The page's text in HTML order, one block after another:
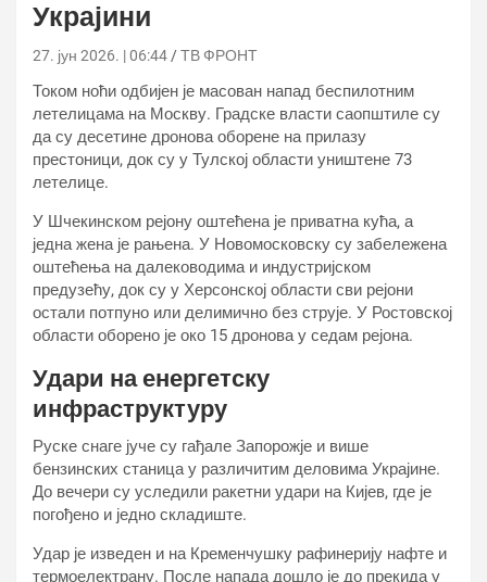
Украјини
27. јун 2026. | 06:44 ТВ ФРОНТ
Током ноћи одбијен је масован напад беспилотним
летелицама на Москву. Градске власти саопштиле су
да су десетине дронова оборене на прилазу
престоници, док су у Тулској области уништене 73
летелице.
У Шчекинском рејону оштећена је приватна кућа, а
једна жена је рањена. У Новомосковску су забележена
оштећења на далеководима и индустријском
предузећу, док су у Херсонској области сви рејони
остали потпуно или делимично без струје. У Ростовској
области оборено је око 15 дронова у седам рејона.
Удари на енергетску
инфраструктуру
Руске снаге јуче су гађале Запорожје и више
бензинских станица у различитим деловима Украјине.
До вечери су уследили ракетни удари на Кијев, где је
погођено и једно складиште.
Удар је изведен и на Кременчушку рафинерију нафте и
термоелектрану. После напада дошло је до прекида у